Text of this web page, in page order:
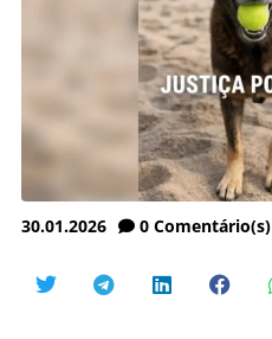
30.01.2026 0 Comentário(s)